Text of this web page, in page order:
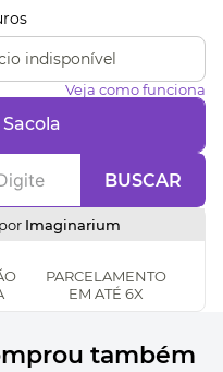
indisponível
Veja como funciona
BUSCAR
Imaginarium
PARCELAMENTO
EM ATÉ 6X
também